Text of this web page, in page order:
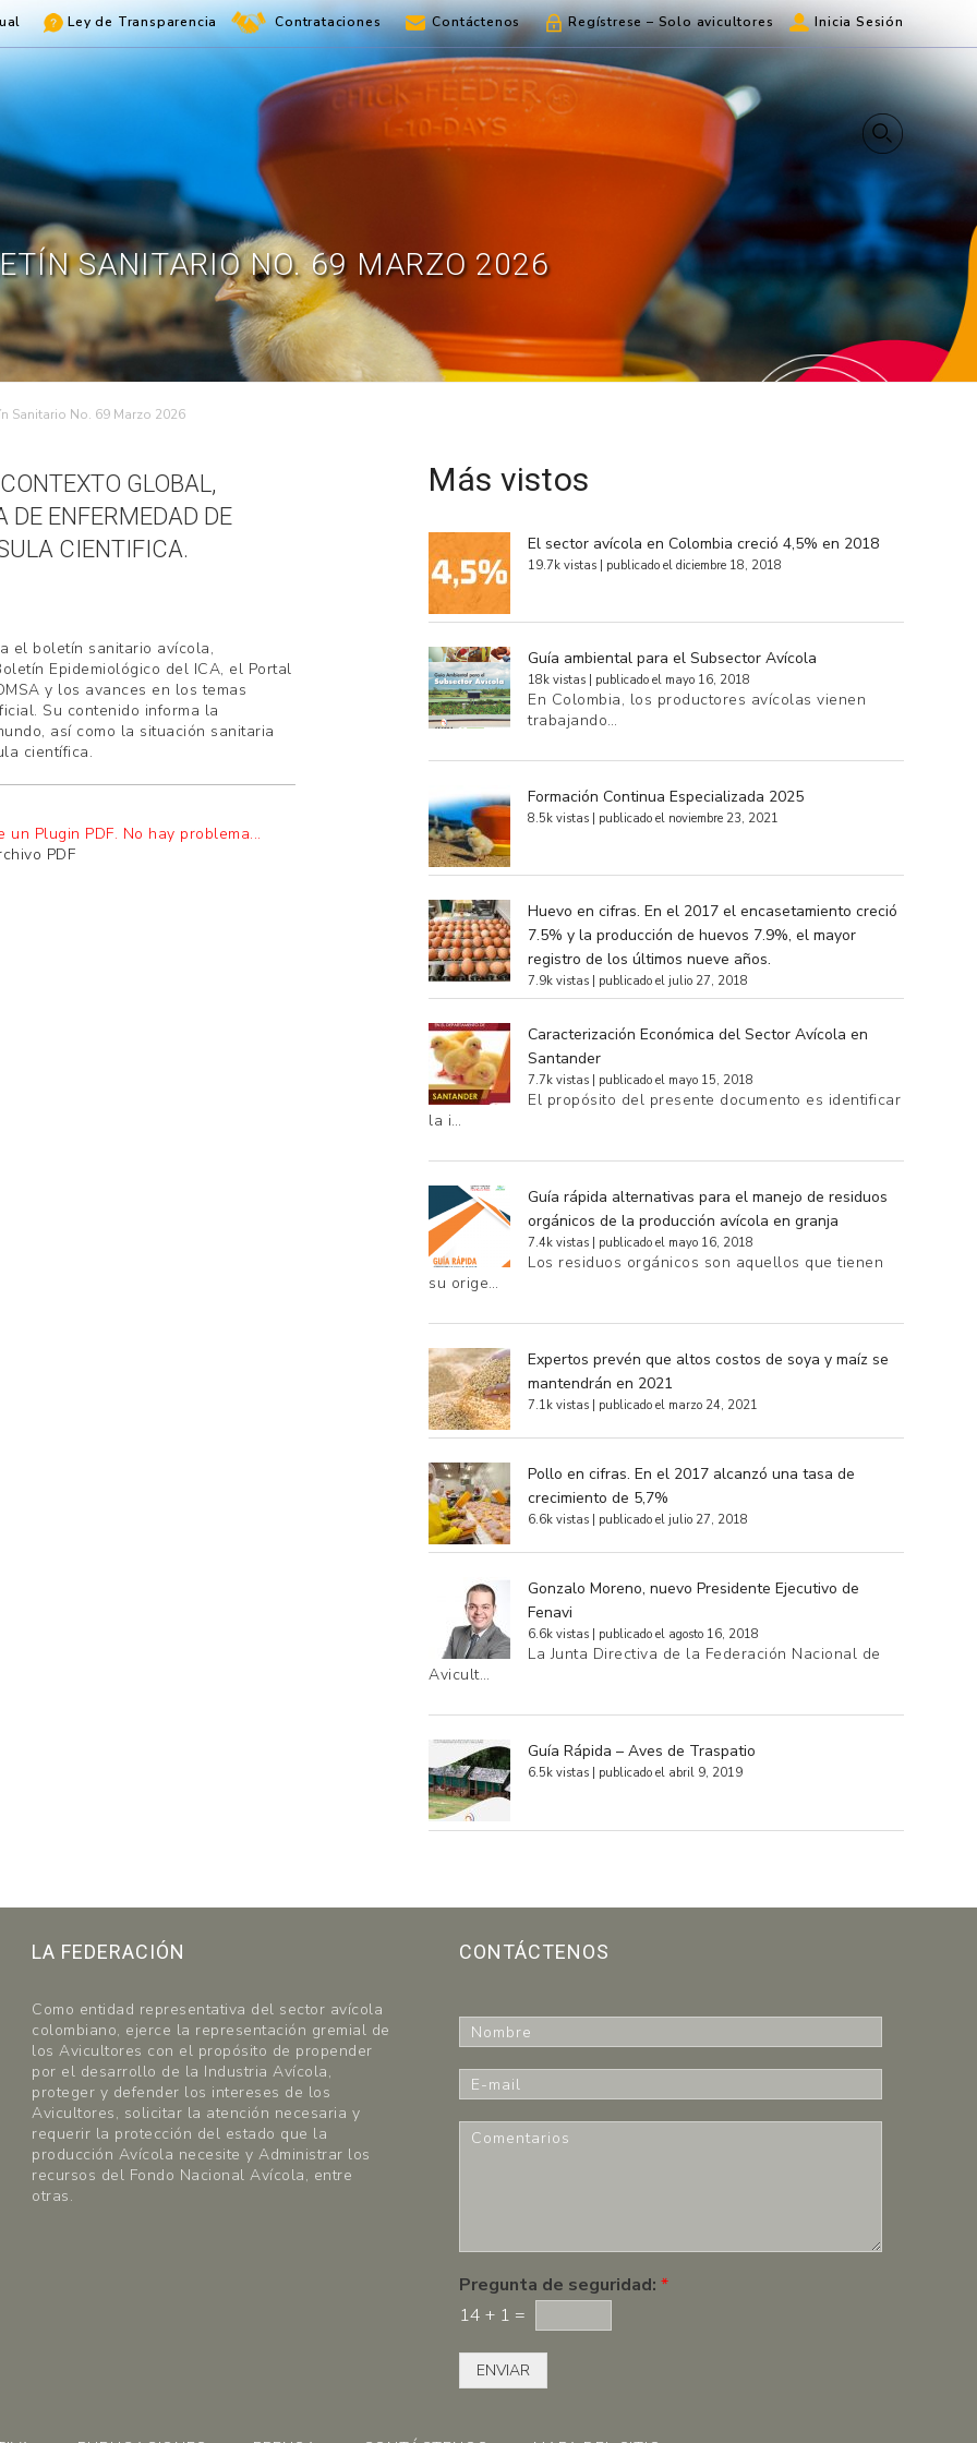
Ley de Transparencia Contrataciones Contáctenos Regístrese – Solo avicultores Inicia Sesión
SANITARIO NO. 69 MARZO 2026
Sanitario No. 69 Marzo 2026
GLOBAL,
ENFERMEDAD DE
CIENTIFICA.
el boletín sanitario avícola,
Epidemiológico del ICA, el Portal
y los avances en los temas
Su contenido informa la
así como la situación sanitaria
científica.
Plugin PDF. No hay problema...
PDF
Más vistos
El sector avícola en Colombia creció 4,5% en 2018
19.7k vistas publicado el diciembre 18, 2018
Guía ambiental para el Subsector Avícola
18k vistas publicado el mayo 16, 2018
En Colombia, los productores avícolas vienen
trabajando…
Formación Continua Especializada 2025
8.5k vistas publicado el noviembre 23, 2021
Huevo en cifras. En el 2017 el encasetamiento creció
7.5% y la producción de huevos 7.9%, el mayor
registro de los últimos nueve años.
7.9k vistas publicado el julio 27, 2018
Caracterización Económica del Sector Avícola en
Santander
7.7k vistas publicado el mayo 15, 2018
El propósito del presente documento es identificar
la i…
Guía rápida alternativas para el manejo de residuos
orgánicos de la producción avícola en granja
7.4k vistas publicado el mayo 16, 2018
Los residuos orgánicos son aquellos que tienen
su orige…
Expertos prevén que altos costos de soya y maíz se
mantendrán en 2021
7.1k vistas publicado el marzo 24, 2021
Pollo en cifras. En el 2017 alcanzó una tasa de
crecimiento de 5,7%
6.6k vistas publicado el julio 27, 2018
Gonzalo Moreno, nuevo Presidente Ejecutivo de
Fenavi
6.6k vistas publicado el agosto 16, 2018
La Junta Directiva de la Federación Nacional de
Avicult…
Guía Rápida – Aves de Traspatio
6.5k vistas publicado el abril 9, 2019
LA FEDERACIÓN
Como entidad representativa del sector avícola
colombiano, ejerce la representación gremial de
los Avicultores con el propósito de propender
por el desarrollo de la Industria Avícola,
proteger y defender los intereses de los
Avicultores, solicitar la atención necesaria y
requerir la protección del estado que la
producción Avícola necesite y Administrar los
recursos del Fondo Nacional Avícola, entre
otras.
CONTÁCTENOS
o
m
-
m
r
i
o
s
Pregunta de seguridad:*
14 + 1 =
ENVIAR